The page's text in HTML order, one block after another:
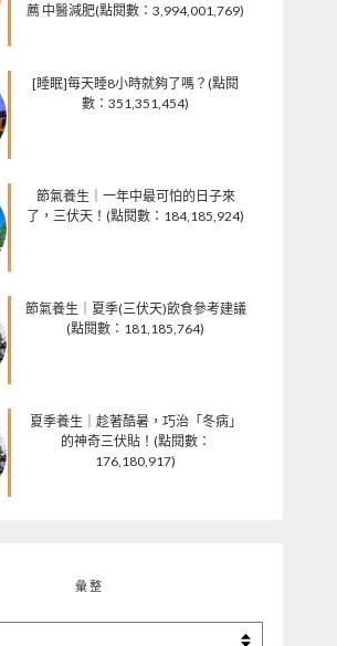
薦 中醫減肥(點閱數：3,994,001,769)
[睡眠]每天睡8小時就夠了嗎？(點閱
數：351,351,454)
節氣養生｜一年中最可怕的日子來
了，三伏天！(點閱數：184,185,924)
節氣養生｜夏季(三伏天)飲食參考建議
(點閱數：181,185,764)
夏季養生｜趁著酷暑，巧治「冬病」
的神奇三伏貼！(點閱數：
176,180,917)
彙整